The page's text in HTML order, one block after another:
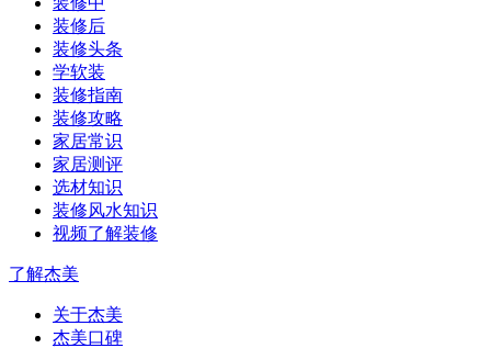
装修后
装修头条
学软装
装修指南
装修攻略
家居常识
家居测评
选材知识
装修风水知识
视频了解装修
了解杰美
关于杰美
杰美口碑